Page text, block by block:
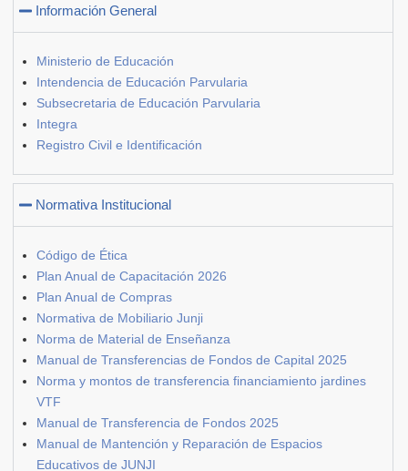
Información General
Ministerio de Educación
Intendencia de Educación Parvularia
Subsecretaria de Educación Parvularia
Integra
Registro Civil e Identificación
Normativa Institucional
Código de Ética
Plan Anual de Capacitación 2026
Plan Anual de Compras
Normativa de Mobiliario Junji
Norma de Material de Enseñanza
Manual de Transferencias de Fondos de Capital 2025
Norma y montos de transferencia financiamiento jardines
VTF
Manual de Transferencia de Fondos 2025
Manual de Mantención y Reparación de Espacios
Educativos de JUNJI